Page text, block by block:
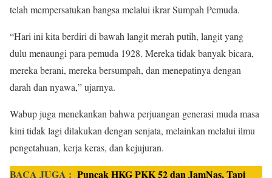
telah mempersatukan bangsa melalui ikrar Sumpah Pemuda.
“Hari ini kita berdiri di bawah langit merah putih, langit yang
dulu menaungi para pemuda 1928. Mereka tidak banyak bicara,
mereka berani, mereka bersumpah, dan menepatinya dengan
darah dan nyawa,” ujarnya.
Wabup juga menekankan bahwa perjuangan generasi muda masa
kini tidak lagi dilakukan dengan senjata, melainkan melalui ilmu
pengetahuan, kerja keras, dan kejujuran.
BACA JUGA : Puncak HKG PKK 52 dan JamNas, Tapi